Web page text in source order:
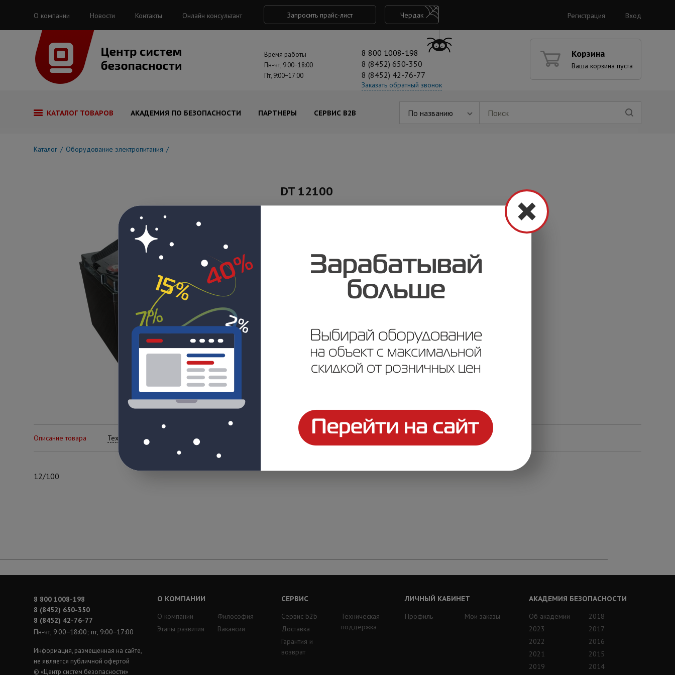
О компании Новости Контакты Онлайн консультант Запросить прайс-лист Чердак Регистрация Вход
Время работы
Пн-чт, 9:00−18:00
Пт, 9:00−17:00
8 800 1008-198
8 (8452) 650-350
8 (8452) 42-76-77
Заказать обратный звонок
Корзина
Ваша корзина пуста
КАТАЛОГ ТОВАРОВ АКАДЕМИЯ ПО БЕЗОПАСНОСТИ ПАРТНЕРЫ СЕРВИС B2B По названию
Каталог Оборудование электропитания
DT 12100
Описание товара Технические характеристики
12/100
8 800 1008-198
8 (8452) 650-350
8 (8452) 42-76-77
Пн-чт, 9:00−18:00; пт, 9:00−17:00
Информация, размещенная на сайте,
не является публичной офертой
© «Центр систем безопасности»
О КОМПАНИИ
О компании
Этапы развития
Философия
Вакансии
СЕРВИС
Сервис b2b
Доставка
Гарантия и
возврат
Техническая
поддержка
ЛИЧНЫЙ КАБИНЕТ
Профиль
Мои заказы
АКАДЕМИЯ БЕЗОПАСНОСТИ
Об академии
2023
2022
2021
2019
2018
2017
2016
2015
2014